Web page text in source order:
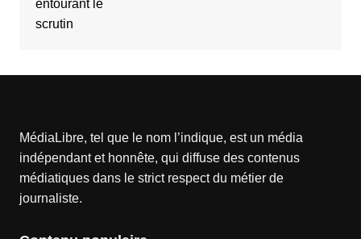
MédiaLibre, tel que le nom l’indique, est un média
indépendant et honnête, qui diffuse des contenus
médiatiques dans le strict respect du métier de
journaliste.